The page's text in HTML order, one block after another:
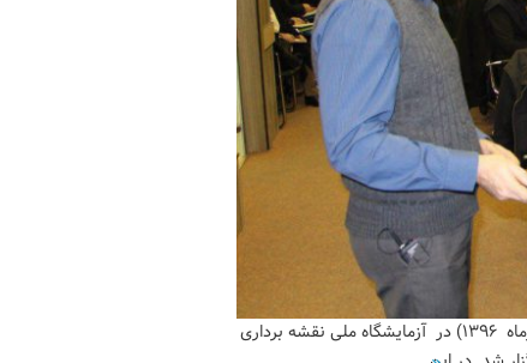
هفتمین کارگاه پیشرفته ثبت، تحلیل و پردازش سیگنالهای مغزی در سه روز (۲۲، ۲۳و ۲۴ آذرماه ۱۳۹۶) در آزمایشگاه ملی نقشه برداری